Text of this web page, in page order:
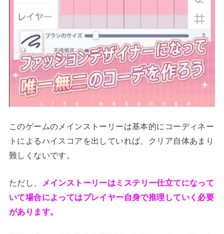
このゲームのメインストーリーは基本的にコーディネー
トによるハイスコアを出していれば、クリア自体あまり
難しくないです。
ただし、
メインストーリーはミステリー仕立てになって
いて場合によってはプレイヤー自身で推理していく必要
があります。